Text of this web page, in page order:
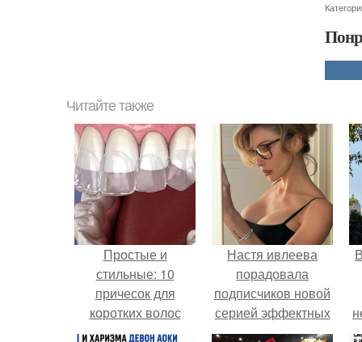
Читайте также
Простые и
стильные: 10
причесок для
коротких волос
Настя ивлеева
порадовала
подписчиков новой
серией эффектных
снимков - и, как